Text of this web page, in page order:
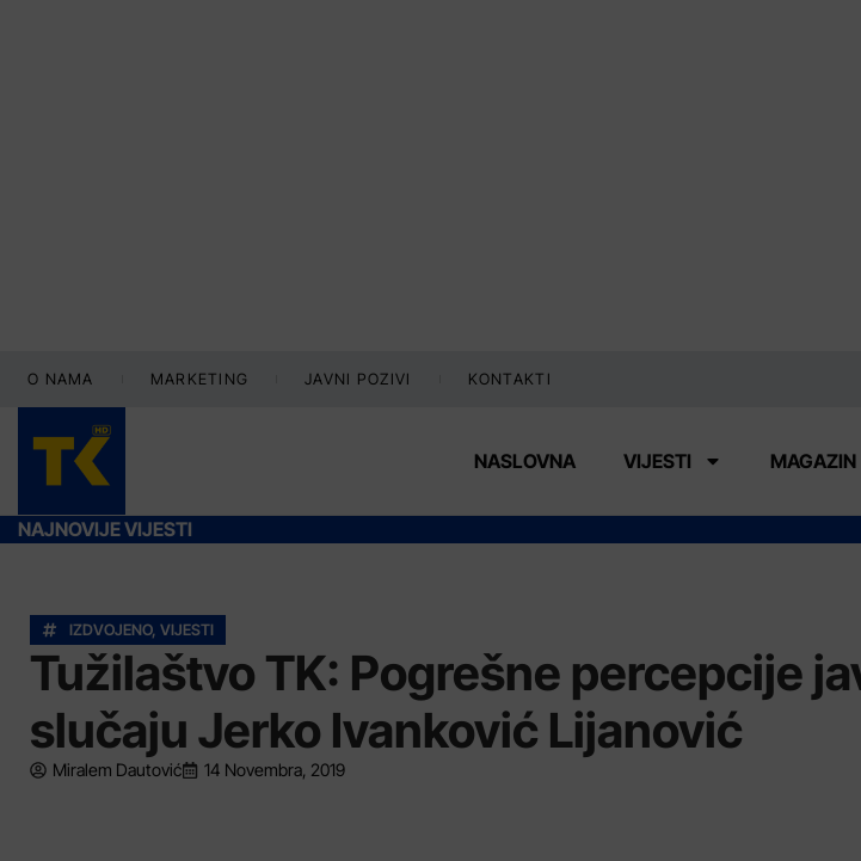
O NAMA MARKETING JAVNI POZIVI KONTAKTI
NASLOVNA VIJESTI MAGAZIN
NAJNOVIJE VIJESTI
IZDVOJENO, VIJESTI
Tužilaštvo TK: Pogrešne percepcije
slučaju Jerko Ivanković Lijanović
Miralem Dautović 14 Novembra, 2019